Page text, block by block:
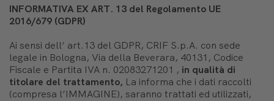
INFORMATIVA EX ART. 13 del Regolamento UE
2016/679 (GDPR)
Ai sensi dell’ art.13 del GDPR, CRIF S.p.A. con sede
legale in Bologna, Via della Beverara, 40131, Codice
Fiscale e Partita IVA n. 02083271201 , in qualità di
titolare del trattamento, La informa che i dati raccolti
(compresa l’IMMAGINE), saranno trattati ed utilizzati,